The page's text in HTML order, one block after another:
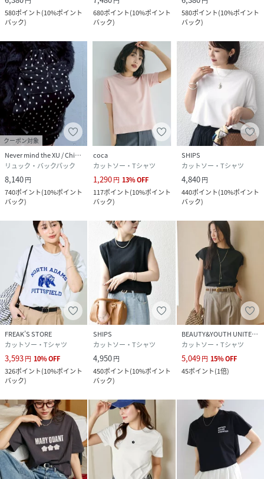
素材 コットン100%
サイズ ONE SIZE
クリーニング
品番
PK1048_TEEML2504NMT02
TEEML2504NMT02-002-001 PK1048
580ポイント(10%ポイント
バック)
680ポイント(10%ポイント
バック)
580ポイント(10%ポイント
バック)
クーポン対象
Never mind the XU / Chikashitsu+
リュック・バックパック
8,140円
740ポイント(10%ポイント
バック)
coca
カットソー・Tシャツ
1,290円 13%OFF
117ポイント(10%ポイント
バック)
SHIPS
カットソー・Tシャツ
4,840円
440ポイント(10%ポイント
バック)
FREAK’S STORE
カットソー・Tシャツ
3,593円 10%OFF
326ポイント(10%ポイント
バック)
SHIPS
カットソー・Tシャツ
4,950円
450ポイント(10%ポイント
バック)
BEAUTY&YOUTH UNITED ARROWS
カットソー・Tシャツ
5,049円 15%OFF
45ポイント(1倍)